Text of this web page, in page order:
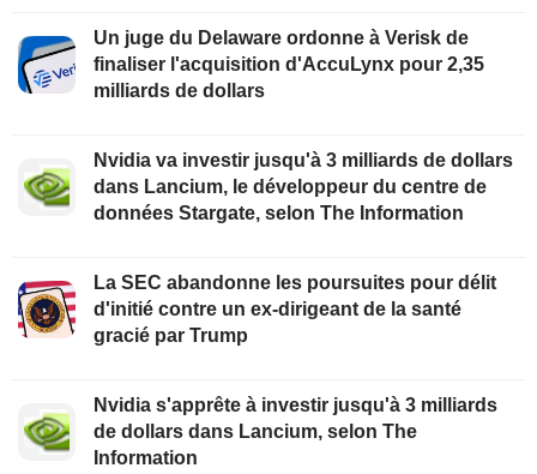
Un juge du Delaware ordonne à Verisk de
finaliser l'acquisition d'AccuLynx pour 2,35
milliards de dollars
Nvidia va investir jusqu'à 3 milliards de dollars
dans Lancium, le développeur du centre de
données Stargate, selon The Information
La SEC abandonne les poursuites pour délit
d'initié contre un ex-dirigeant de la santé
gracié par Trump
Nvidia s'apprête à investir jusqu'à 3 milliards
de dollars dans Lancium, selon The
Information